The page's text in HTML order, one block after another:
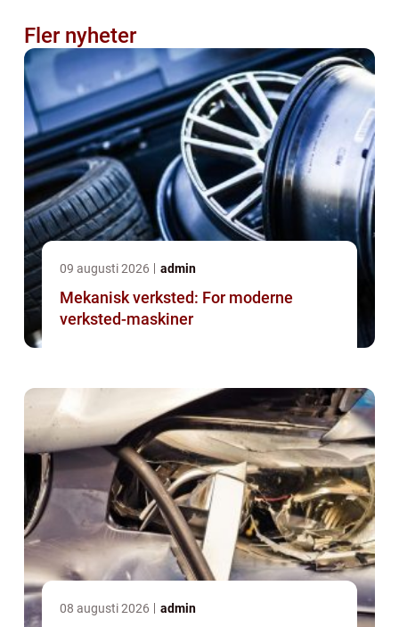
Fler nyheter
09 augusti 2026 admin
Mekanisk verksted: For moderne
verksted-maskiner
08 augusti 2026 admin